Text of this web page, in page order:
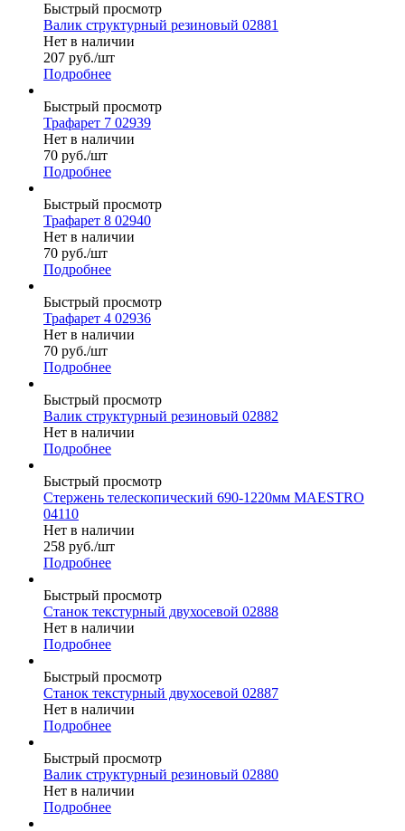
Быстрый просмотр
Валик структурный резиновый 02881
Нет в наличии
207 руб./шт
Подробнее
Быстрый просмотр
Трафарет 7 02939
Нет в наличии
70 руб./шт
Подробнее
Быстрый просмотр
Трафарет 8 02940
Нет в наличии
70 руб./шт
Подробнее
Быстрый просмотр
Трафарет 4 02936
Нет в наличии
70 руб./шт
Подробнее
Быстрый просмотр
Валик структурный резиновый 02882
Нет в наличии
Подробнее
Быстрый просмотр
Стержень телескопический 690-1220мм MAESTRO
04110
Нет в наличии
258 руб./шт
Подробнее
Быстрый просмотр
Станок текстурный двухосевой 02888
Нет в наличии
Подробнее
Быстрый просмотр
Станок текстурный двухосевой 02887
Нет в наличии
Подробнее
Быстрый просмотр
Валик структурный резиновый 02880
Нет в наличии
Подробнее